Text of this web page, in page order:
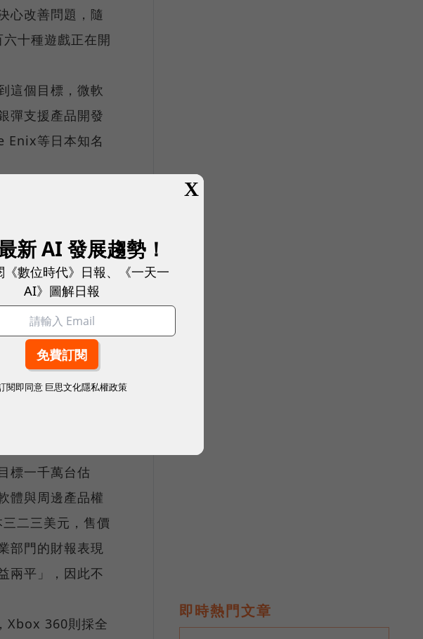
心改善問題，隨
十種遊戲正在開
這個目標，微軟
彈支援產品開發
Enix等日本知名
微軟的全球遊
技術人員進駐
創辦
遊戲界面臨瓶
而微軟努力的
分析結果顯
遠高於三九九美
標一千萬台估
體與周邊產品權
二三美元，售價
部門的財報表現
兩平」，因此不
Xbox 360則採全
即時熱門文章
X
新 AI 發展趨勢！
《數位時代》日報、《一天一
AI》圖解日報
閱即同意 巨思文化隱私權政策